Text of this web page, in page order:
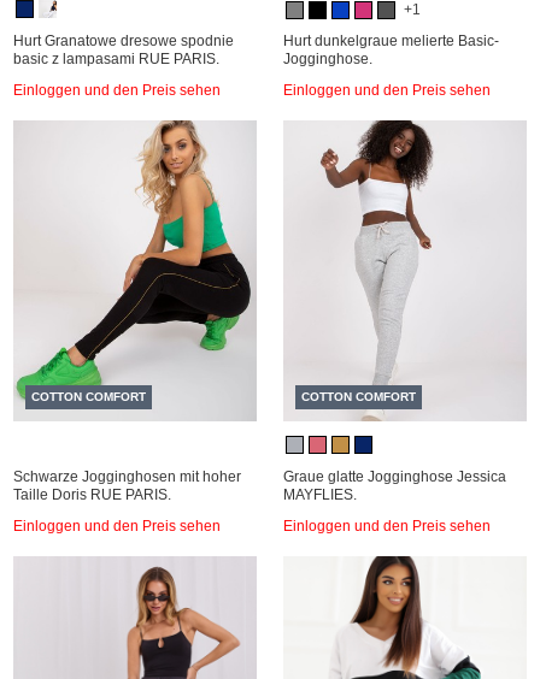
Hurt Granatowe dresowe spodnie
basic z lampasami RUE PARIS.
Einloggen und den Preis sehen
+1
Hurt dunkelgraue melierte Basic-
Jogginghose.
Einloggen und den Preis sehen
COTTON COMFORT
Schwarze Jogginghosen mit hoher
Taille Doris RUE PARIS.
Einloggen und den Preis sehen
COTTON COMFORT
Graue glatte Jogginghose Jessica
MAYFLIES.
Einloggen und den Preis sehen